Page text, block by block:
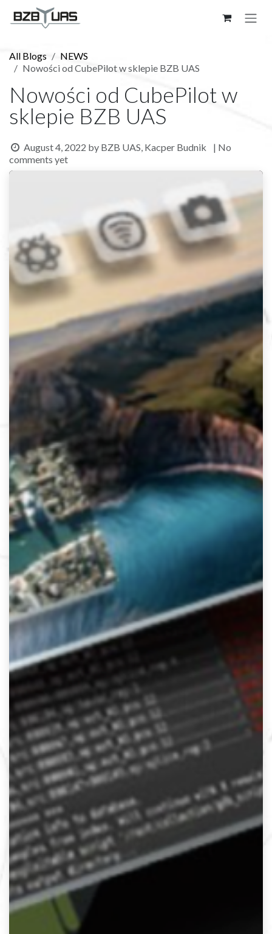
Skip to Content
All Blogs
NEWS
Nowości od CubePilot w sklepie BZB UAS
Nowości od CubePilot w
sklepie BZB UAS
August 4, 2022 by BZB UAS, Kacper Budnik
| No
comments yet